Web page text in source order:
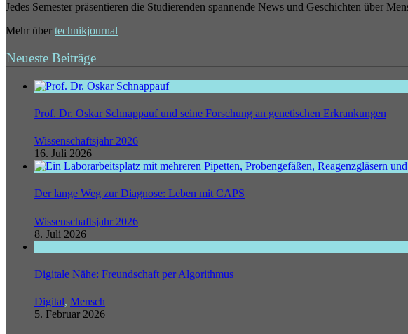
Jedes Semester präsentieren die Studierenden spannende News und Geschichten über
Mehr über technikjournal
Neueste Beiträge
Prof. Dr. Oskar Schnappauf und seine Forschung an genetischen Erkrankungen
Wissenschaftsjahr 2026
16. Juli 2026
Der lange Weg zur Diagnose: Leben mit CAPS
Wissenschaftsjahr 2026
8. Juli 2026
Digitale Nähe: Freundschaft per Algorithmus
Digital, Mensch
5. Februar 2026